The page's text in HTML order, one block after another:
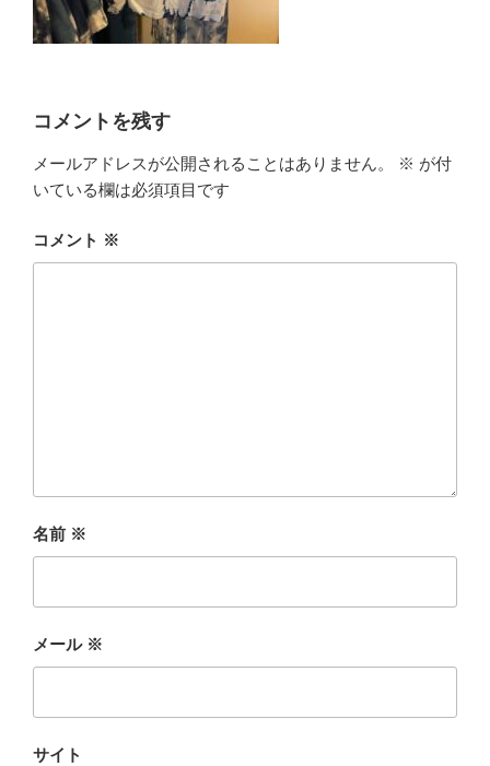
コメントを残す
メールアドレスが公開されることはありません。 ※ が付
いている欄は必須項目です
コメント ※
名前 ※
メール ※
サイト